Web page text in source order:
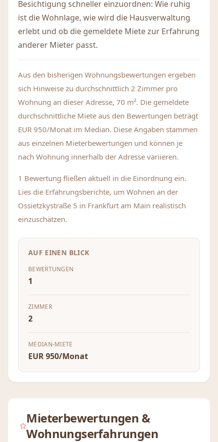
Besichtigung schneller einzuordnen: Wie ruhig
ist die Wohnlage, wie wird die Hausverwaltung
erlebt und ob die gemeldete Miete zur Erfahrung
anderer Mieter passt.
Aus den bisherigen Wohnungsbewertungen ergeben
sich Hinweise zu durchschnittlich 2 Zimmer pro
Wohnung an dieser Adresse, 70 m². Die gemeldete
durchschnittliche Miete aus den Bewertungen beträgt
EUR 950/Monat im Median. Diese Angaben stammen
aus einzelnen Mieterbewertungen und können je
nach Wohnung innerhalb der Adresse variieren.
1 Bewertung fließen aktuell in die Einordnung ein.
Lies die Erfahrungsberichte, um Wohnen an der
Ossietzkystraße 5 in Frankfurt am Main realistisch
einzuschätzen.
AUF EINEN BLICK
BEWERTUNGEN
1
ZIMMER
2
MEDIAN-MIETE
EUR 950/Monat
Mieterbewertungen &
Wohnungserfahrungen